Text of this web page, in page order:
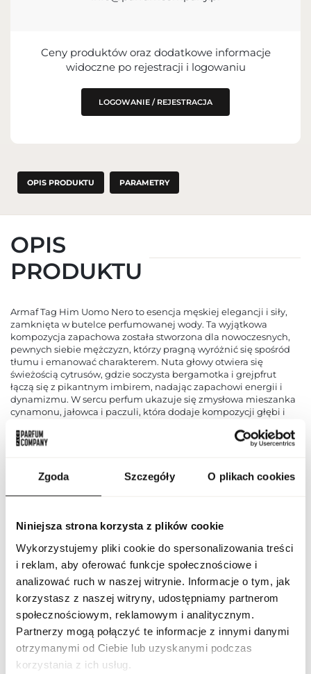
Zgoda Szczegóły O plikach cookies
Niniejsza strona korzysta z plików cookie
Wykorzystujemy pliki cookie do spersonalizowania treści
i reklam, aby oferować funkcje społecznościowe i
analizować ruch w naszej witrynie. Informacje o tym, jak
korzystasz z naszej witryny, udostępniamy partnerom
społecznościowym, reklamowym i analitycznym.
Partnerzy mogą połączyć te informacje z innymi danymi
otrzymanymi od Ciebie lub uzyskanymi podczas
korzystania z ich usług.
IMPORTER
PODMIOT ODPOWIEDZIALNY ZA
WPROWADZENIE DO UE
Ceny produktów oraz dodatkowe informacje
widoczne po rejestracji i logowaniu
LOGOWANIE / REJESTRACJA
OPIS PRODUKTU PARAMETRY
OPIS
PRODUKTU
Armaf Tag Him Uomo Nero to esencja męskiej elegancji i siły,
zamknięta w butelce perfumowanej wody. Ta wyjątkowa
kompozycja zapachowa została stworzona dla nowoczesnych,
pewnych siebie mężczyzn, którzy pragną wyróżnić się spośród
tłumu i emanować charakterem. Nuta głowy otwiera się
świeżością cytrusów, gdzie soczysta bergamotka i grejpfrut
łączą się z pikantnym imbirem, nadając zapachowi energii i
dynamizmu. W sercu perfum ukazuje się zmysłowa mieszanka
cynamonu, jałowca i paczuli, która dodaje kompozycji głębi i
drzewa sandałowego i wetywerii, tworząc trwałe, zmysłowe
wykończenie. Armaf Tag Him Uomo Nero to perfumowana
wyrafinowanie i elegancję. Niezależnie od okazji, ten zapach
wyróżniają się spośród tłumu.
PARAMETRY
Indeks
ARF TAH UOM NER 100
ND [1]
Linia Tag Him Uomo Nero
Kod CN